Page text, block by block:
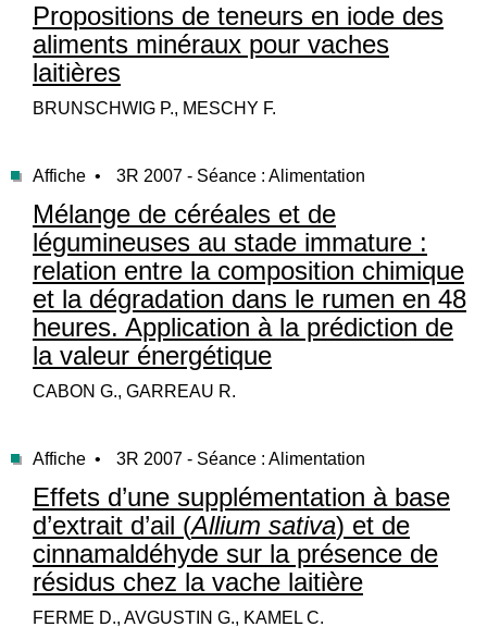
Propositions de teneurs en iode des
aliments minéraux pour vaches
laitières
BRUNSCHWIG P., MESCHY F.
Affiche • 3R 2007 - Séance : Alimentation
Mélange de céréales et de
légumineuses au stade immature :
relation entre la composition chimique
et la dégradation dans le rumen en 48
heures. Application à la prédiction de
la valeur énergétique
CABON G., GARREAU R.
Affiche • 3R 2007 - Séance : Alimentation
Effets d’une supplémentation à base
d’extrait d’ail (Allium sativa) et de
cinnamaldéhyde sur la présence de
résidus chez la vache laitière
FERME D., AVGUSTIN G., KAMEL C.